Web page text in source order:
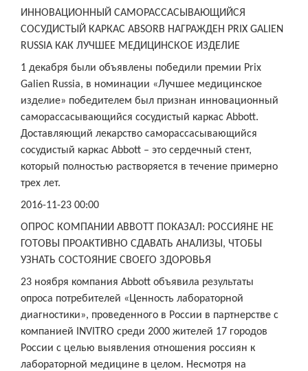
ИННОВАЦИОННЫЙ САМОРАССАСЫВАЮЩИЙСЯ
СОСУДИСТЫЙ КАРКАС ABSORB НАГРАЖДЕН PRIX GALIEN
RUSSIA КАК ЛУЧШЕЕ МЕДИЦИНСКОЕ ИЗДЕЛИЕ
1 декабря были объявлены победили премии Prix
Galien Russia, в номинации «Лучшее медицинское
изделие» победителем был признан инновационный
саморассасывающийся сосудистый каркас Abbott.
Доставляющий лекарство саморассасывающийся
сосудистый каркас Abbott – это сердечный стент,
который полностью растворяется в течение примерно
трех лет.
2016-11-23 00:00
ОПРОС КОМПАНИИ ABBOTT ПОКАЗАЛ: РОССИЯНЕ НЕ
ГОТОВЫ ПРОАКТИВНО СДАВАТЬ АНАЛИЗЫ, ЧТОБЫ
УЗНАТЬ СОСТОЯНИЕ СВОЕГО ЗДОРОВЬЯ
23 ноября компания Abbott объявила результаты
опроса потребителей «Ценность лабораторной
диагностики», проведенного в России в партнерстве с
компанией INVITRO среди 2000 жителей 17 городов
России с целью выявления отношения россиян к
лабораторной медицине в целом. Несмотря на